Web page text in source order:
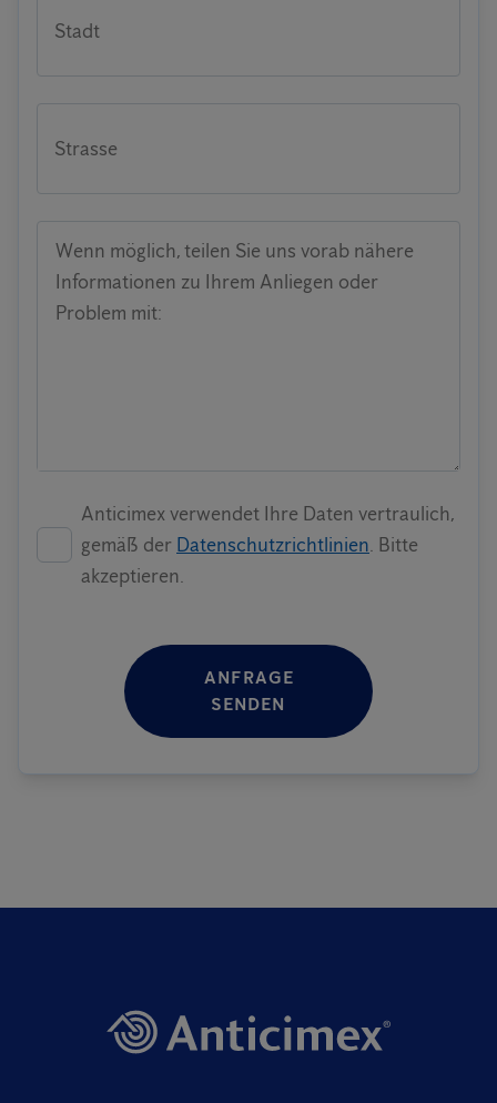
Stadt
Strasse
Wenn möglich, teilen Sie uns vorab nähere
Informationen zu Ihrem Anliegen oder
Problem mit:
Anticimex verwendet Ihre Daten vertraulich,
gemäß der Datenschutzrichtlinien. Bitte
akzeptieren.
ANFRAGE
SENDEN